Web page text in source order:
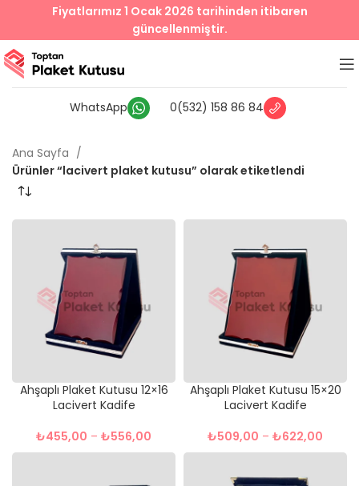
WhatsApp 0(532) 158 86 84
Ana Sayfa
Ürünler “lacivert plaket kutusu” olarak etiketlendi
Ahşaplı Plaket Kutusu 12×16
Lacivert Kadife
₺455,00 – ₺556,00
Ahşaplı Plaket Kutusu 15×20
Lacivert Kadife
₺509,00 – ₺622,00
Fiyatlarımız 1 Ocak 2026 tarihinden itibaren
güncellenmiştir.